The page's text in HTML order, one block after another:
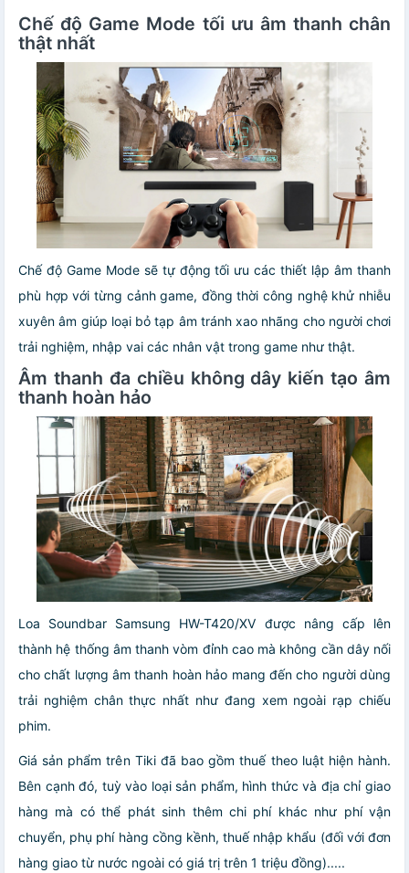
Chế độ Game Mode tối ưu âm thanh chân
thật nhất
Chế độ Game Mode sẽ tự động tối ưu các thiết lập âm thanh
phù hợp với từng cảnh game, đồng thời công nghệ khử nhiễu
xuyên âm giúp loại bỏ tạp âm tránh xao nhãng cho người chơi
trải nghiệm, nhập vai các nhân vật trong game như thật.
Âm thanh đa chiều không dây kiến tạo âm
thanh hoàn hảo
Loa Soundbar Samsung HW-T420/XV được nâng cấp lên
thành hệ thống âm thanh vòm đỉnh cao mà không cần dây nối
cho chất lượng âm thanh hoàn hảo mang đến cho người dùng
trải nghiệm chân thực nhất như đang xem ngoài rạp chiếu
phim.
Giá sản phẩm trên Tiki đã bao gồm thuế theo luật hiện hành.
Bên cạnh đó, tuỳ vào loại sản phẩm, hình thức và địa chỉ giao
hàng mà có thể phát sinh thêm chi phí khác như phí vận
chuyển, phụ phí hàng cồng kềnh, thuế nhập khẩu (đối với đơn
hàng giao từ nước ngoài có giá trị trên 1 triệu đồng).....